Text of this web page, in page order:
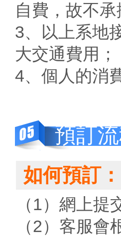
自費，故不
3、以上系地
大交通費用；
4、個人的消
預訂
如何預訂：
（1）網上
（2）客服